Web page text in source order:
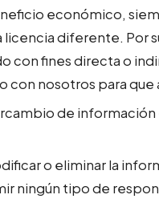
económico,
licencia diferente. Por
con fines directa o
nosotros para que
de información
o eliminar la
ningún tipo de